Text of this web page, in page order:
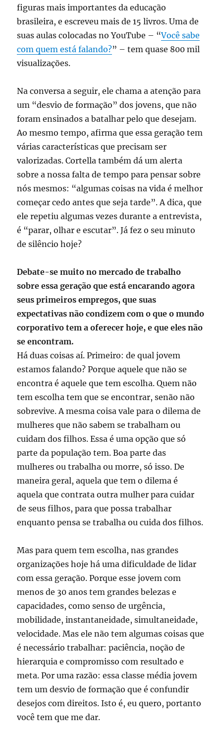
figuras mais importantes da educação
brasileira, e escreveu mais de 15 livros. Uma de
suas aulas colocadas no YouTube – “Você sabe
com quem está falando?” – tem quase 800 mil
visualizações.
Na conversa a seguir, ele chama a atenção para
um “desvio de formação” dos jovens, que não
foram ensinados a batalhar pelo que desejam.
Ao mesmo tempo, afirma que essa geração tem
várias características que precisam ser
valorizadas. Cortella também dá um alerta
sobre a nossa falta de tempo para pensar sobre
nós mesmos: “algumas coisas na vida é melhor
começar cedo antes que seja tarde”. A dica, que
ele repetiu algumas vezes durante a entrevista,
é “parar, olhar e escutar”. Já fez o seu minuto
de silêncio hoje?
Debate-se muito no mercado de trabalho
sobre essa geração que está encarando agora
seus primeiros empregos, que suas
expectativas não condizem com o que o mundo
corporativo tem a oferecer hoje, e que eles não
se encontram.
Há duas coisas aí. Primeiro: de qual jovem
estamos falando? Porque aquele que não se
encontra é aquele que tem escolha. Quem não
tem escolha tem que se encontrar, senão não
sobrevive. A mesma coisa vale para o dilema de
mulheres que não sabem se trabalham ou
cuidam dos filhos. Essa é uma opção que só
parte da população tem. Boa parte das
mulheres ou trabalha ou morre, só isso. De
maneira geral, aquela que tem o dilema é
aquela que contrata outra mulher para cuidar
de seus filhos, para que possa trabalhar
enquanto pensa se trabalha ou cuida dos filhos.
Mas para quem tem escolha, nas grandes
organizações hoje há uma dificuldade de lidar
com essa geração. Porque esse jovem com
menos de 30 anos tem grandes belezas e
capacidades, como senso de urgência,
mobilidade, instantaneidade, simultaneidade,
velocidade. Mas ele não tem algumas coisas que
é necessário trabalhar: paciência, noção de
hierarquia e compromisso com resultado e
meta. Por uma razão: essa classe média jovem
tem um desvio de formação que é confundir
desejos com direitos. Isto é, eu quero, portanto
você tem que me dar.